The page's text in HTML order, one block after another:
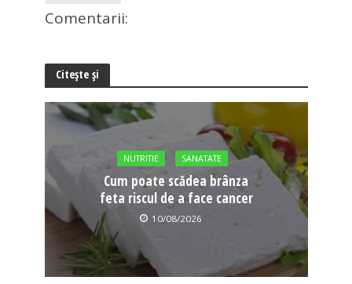
Comentarii:
Citește și
NUTRITIE SANATATE
Cum poate scădea brânza
feta riscul de a face cancer
10/08/2026